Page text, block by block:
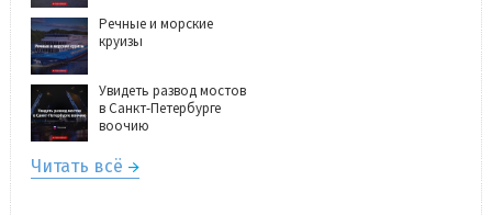
Речные и морские
круизы
Увидеть развод мостов
в Санкт-Петербурге
воочию
Читать всё